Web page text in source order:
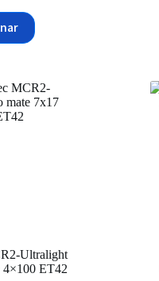
Ultralight
4×100 ET42